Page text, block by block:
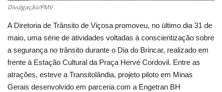
Política
Trânsito
Segurança Pública
Economia
Divulgação/PMV
A Diretoria de Trânsito de Viçosa promoveu, no último dia 31 de
maio, uma série de atividades voltadas à conscientização sobre
a segurança no trânsito durante o Dia do Brincar, realizado em
frente à Estação Cultural da Praça Hervé Cordovil. Entre as
atrações, esteve a Transitolândia, projeto piloto em Minas
Gerais desenvolvido em parceria com a Engetran BH